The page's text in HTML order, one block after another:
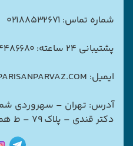
شماره تماس: 02188532671
پشتیبانی 24 ساعته: 09104486680
ایمیل: INFO@PARISANPARVAZ.COM
آدرس: تهران – سهروردی
دکتر قندی – پلاک ۷۹ – ط همکف – واحد ۲